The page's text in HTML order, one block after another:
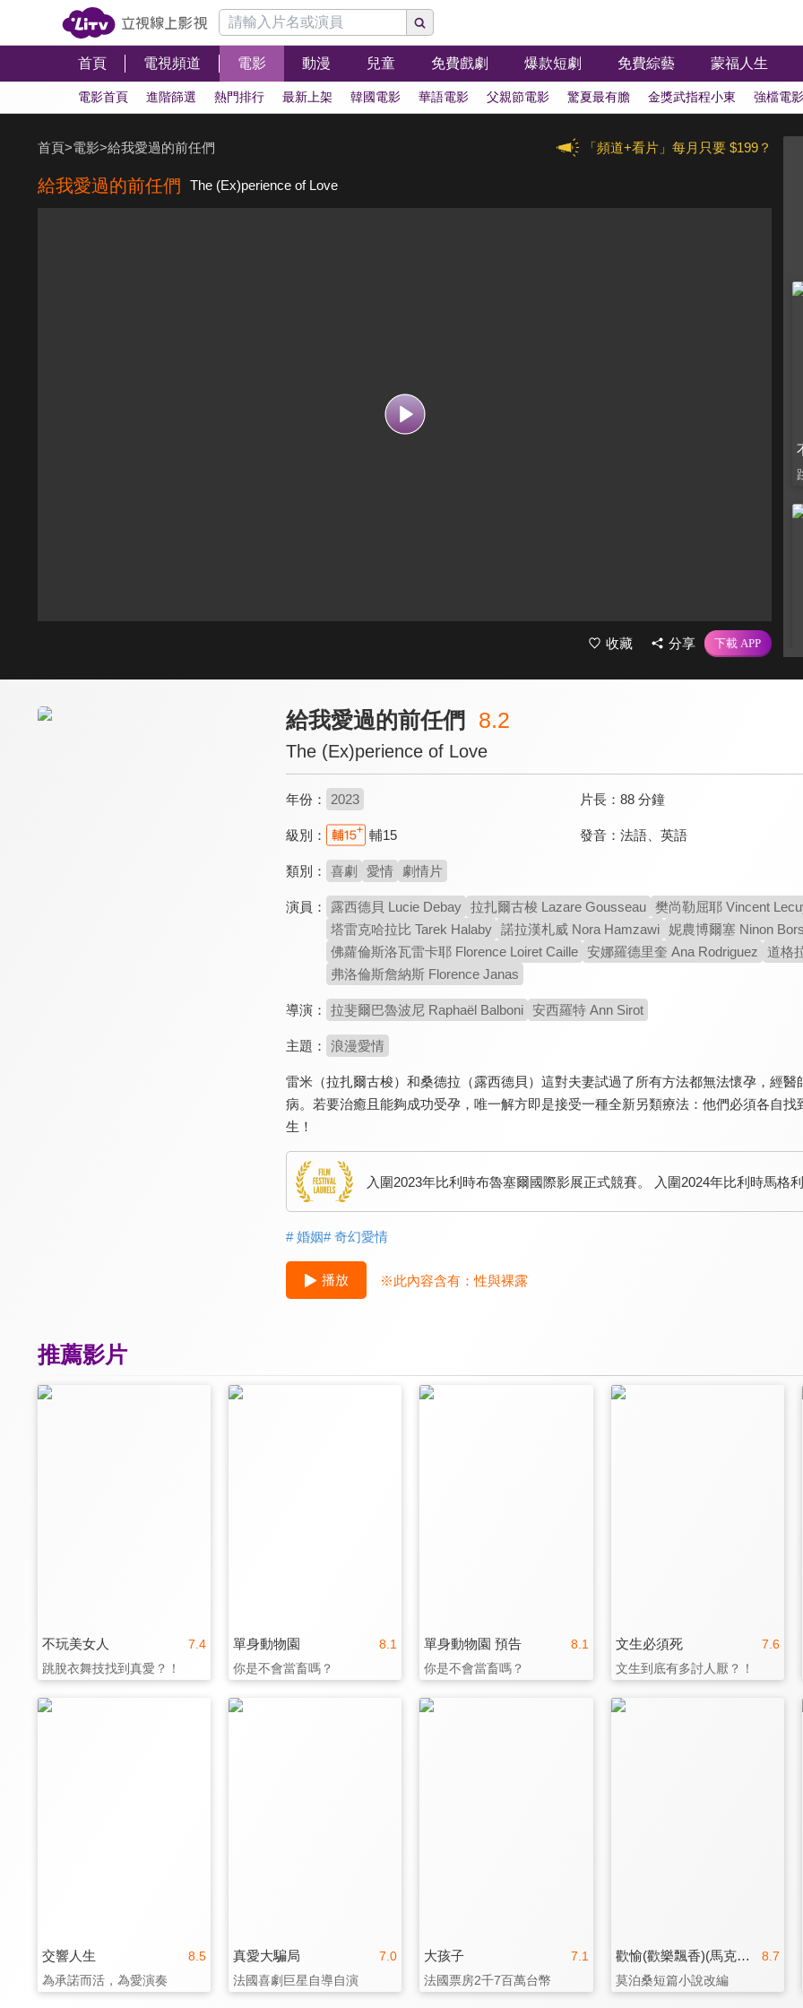
首頁 電視頻道 電影 動漫 兒童 免費戲劇 爆款短劇 免費綜藝 蒙福人生
電影首頁 進階篩選 熱門排行 最新上架 韓國電影 華語電影 父親節電影 驚夏最有膽 金獎武指程小東 強檔電
「頻道+看片」每月只要 $199？
首頁>電影>給我愛過的前任們
給我愛過的前任們 The (Ex)perience of Love
收藏 分享
給我愛過的前任們 8.2
The (Ex)perience of Love
年份： 2023 片長： 88 分鐘
級別： 輔15 發音： 法語、 英語
類別： 喜劇 愛情 劇情片
演員： 露西德貝 Lucie Debay 拉扎爾古梭 Lazare Gousseau 樊尚勒屈耶 Vincent
塔雷克哈拉比 Tarek Halaby 諾拉漢札威 Nora Hamzawi 妮農博爾塞 Ninon
佛蘿倫斯洛瓦雷卡耶 Florence Loiret Caille 安娜羅德里奎 Ana Rodriguez
道格
弗洛倫斯詹納斯 Florence Janas
導演： 拉斐爾巴魯波尼 Raphaël Balboni 安西羅特 Ann Sirot
主題： 浪漫愛情
雷米（拉扎爾古梭）和桑德拉（露西德貝）這對夫妻試過了所有方法都無法懷孕，經
病。若要治癒且能夠成功受孕，唯一解方即是接受一種全新另類療法：他們必須各自
生！
入圍2023年比利時布魯塞爾國際影展正式競賽。 入圍2024年比利時馬
# 婚姻# 奇幻愛情
播放 ※此內容含有：性與裸露
推薦影片
7.4
不玩美女人
跳脫衣舞技找到真愛？！
8.1
單身動物園
你是不會當畜嗎？
8.1
單身動物園 預告
你是不會當畜嗎？
7.6
文生必須死
文生到底有多討人厭？！
8.5
交響人生
為承諾而活，為愛演奏
7.0
真愛大騙局
法國喜劇巨星自導自演
7.1
大孩子
法國票房2千7百萬台幣
8.7
歡愉(歡樂飄香)(馬克斯奧菲爾斯經典數位修復)
莫泊桑短篇小說改編